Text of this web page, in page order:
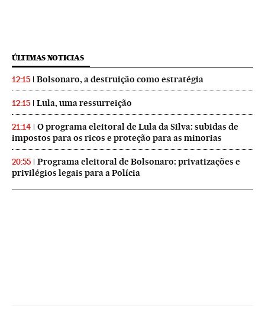
ÚLTIMAS NOTICIAS
12:15 Bolsonaro, a destruição como estratégia
12:15 Lula, uma ressurreição
21:14
O programa eleitoral de Lula da Silva: subidas de
impostos para os ricos e proteção para as minorias
20:55
Programa eleitoral de Bolsonaro: privatizações e
privilégios legais para a Polícia